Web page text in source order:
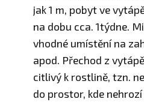
jak 1 m, pobyt ve
na dobu cca. 1týdne.
vhodné umístění na
apod. Přechod z
citlivý k rostlině, tzn.
do prostor, kde